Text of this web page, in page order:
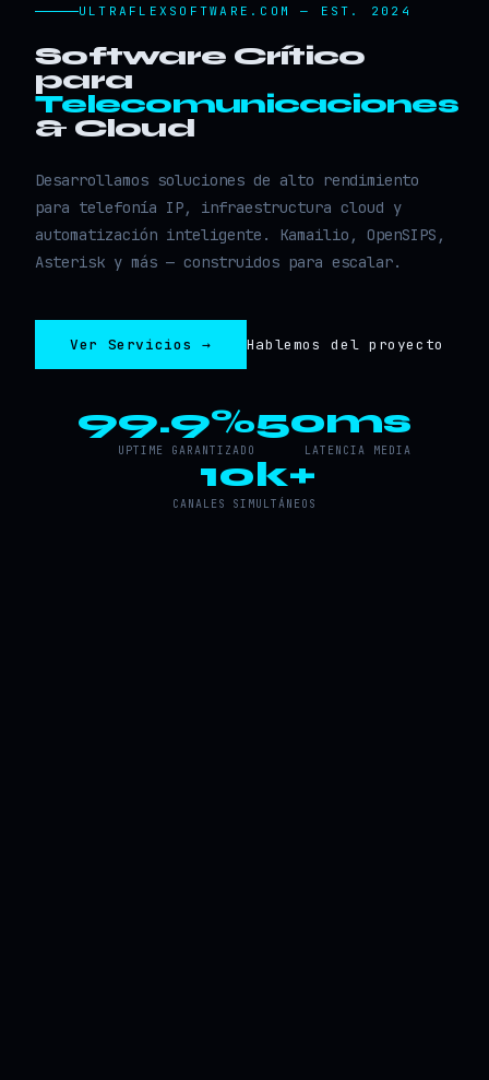
ULTRAFLEXSOFTWARE.COM — EST. 2024
Software Crítico
para
Telecomunicaciones
& Cloud
Desarrollamos soluciones de alto rendimiento
para telefonía IP, infraestructura cloud y
automatización inteligente. Kamailio, OpenSIPS,
Asterisk y más — construidos para escalar.
Ver Servicios → Hablemos del proyecto
99.9%
UPTIME GARANTIZADO
50ms
LATENCIA MEDIA
10k+
CANALES SIMULTÁNEOS